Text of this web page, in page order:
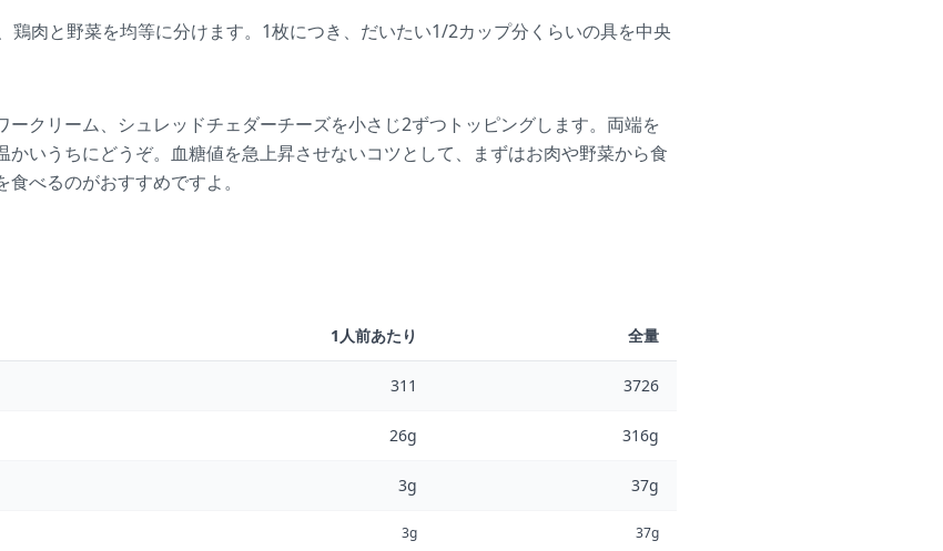
鶏肉と野菜を均等に分けます。1枚につき、だいたい1/2カップ分くらいの具を中央
ークリーム、シュレッドチェダーチーズを小さじ2ずつトッピングします。両端を
かいうちにどうぞ。血糖値を急上昇させないコツとして、まずはお肉や野菜から食
べるのがおすすめですよ。
1人前あたり 全量
311 3726
26g 316g
3g 37g
3g 37g